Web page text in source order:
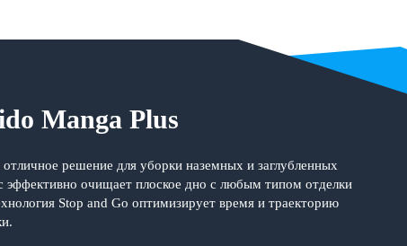
Manga Plus
решение для уборки наземных и заглубленных
очищает плоское дно с любым типом отделки
Stop and Go оптимизирует время и траекторию